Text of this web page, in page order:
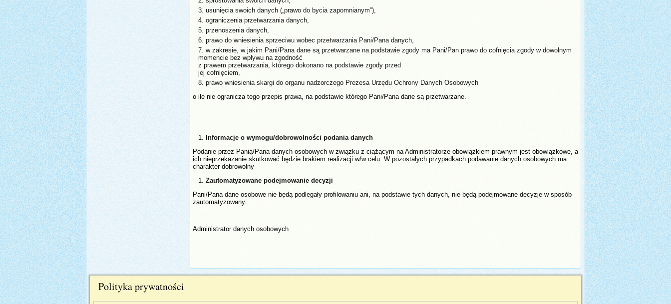
usunięcia swoich danych („prawo do bycia zapomnianym”),
ograniczenia przetwarzania danych,
przenoszenia danych,
prawo do wniesienia sprzeciwu wobec przetwarzania Pani/Pana danych,
w zakresie, w jakim Pani/Pana dane są przetwarzane na podstawie zgody ma Pani/Pan prawo do cofnięcia zgody w dowolnym
momencie bez wpływu na zgodność
z prawem przetwarzania, którego dokonano na podstawie zgody przed
jej cofnięciem,
prawo wniesienia skargi do organu nadzorczego Prezesa Urzędu Ochrony Danych Osobowych
o ile nie ogranicza tego przepis prawa, na podstawie którego Pani/Pana dane są przetwarzane.
Informacje o wymogu/dobrowolności podania danych
Podanie przez Panią/Pana danych osobowych w związku z ciążącym na Administratorze obowiązkiem prawnym jest obowiązkowe, a
ich nieprzekazanie skutkować będzie brakiem realizacji w/w celu. W pozostałych przypadkach podawanie danych osobowych ma
charakter dobrowolny
Zautomatyzowane podejmowanie decyzji
Pani/Pana dane osobowe nie będą podlegały profilowaniu ani, na podstawie tych danych, nie będą podejmowane decyzje w sposób
zautomatyzowany.
Administrator danych osobowych
Polityka prywatności